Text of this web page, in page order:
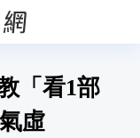
「看1部
虛